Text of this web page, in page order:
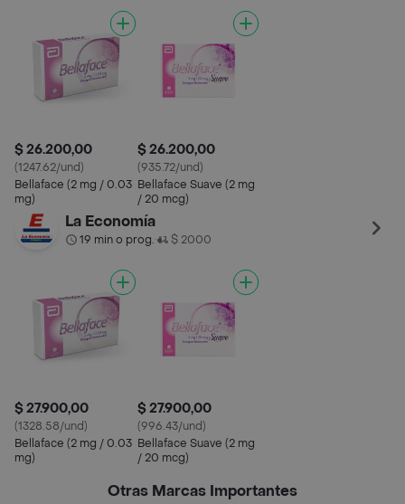
$ 26.200,00
(1247.62/und)
Bellaface (2 mg / 0.03
mg)
$ 26.200,00
(935.72/und)
Bellaface Suave (2 mg
/ 20 mcg)
La Economía
19 min o prog.• $ 2000
$ 27.900,00
(1328.58/und)
Bellaface (2 mg / 0.03
mg)
$ 27.900,00
(996.43/und)
Bellaface Suave (2 mg
/ 20 mcg)
Otras Marcas Importantes